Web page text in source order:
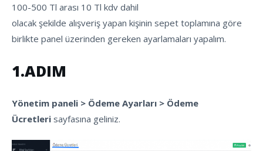
100-500 Tl arası 10 Tl kdv dahil
olacak şekilde alışveriş yapan kişinin sepet toplamına göre
birlikte panel üzerinden gereken ayarlamaları yapalım.
1.ADIM
Yönetim paneli > Ödeme Ayarları > Ödeme
Ücretleri sayfasına geliniz.